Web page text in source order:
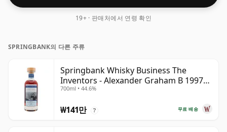
19+ · 판매처에서 연령 확인
SPRINGBANK의 다른 주류
Springbank Whisky Business The
Inventors - Alexander Graham B 1997
28년산
700ml • 44.6%
무료 배송
₩141만 ?